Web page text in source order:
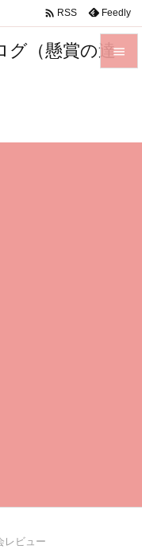
グ（懸賞の達
サイド
 RSS Feedly
レビュー